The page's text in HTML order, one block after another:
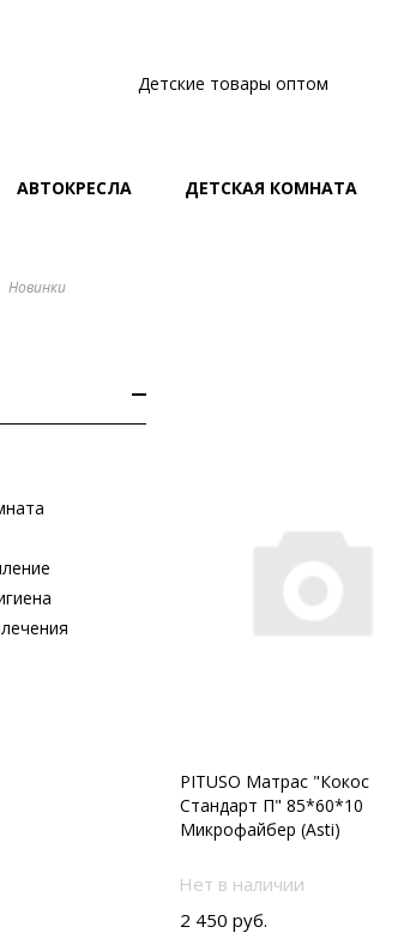
Детские товары оптом
АВТОКРЕСЛА ДЕТСКАЯ КОМНАТА
Новинки
PITUSO Матрас "Кокос
Стандарт П" 85*60*10
Микрофайбер (Asti)
Нет в наличии
2 450 руб.